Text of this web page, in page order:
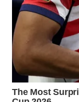
WAHANA
INFRASTRUKTUR
KONSUMEN
LISTRIK